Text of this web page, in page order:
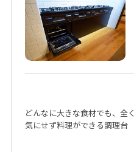
どんなに大きな食材でも、全く
気にせず料理ができる調理台